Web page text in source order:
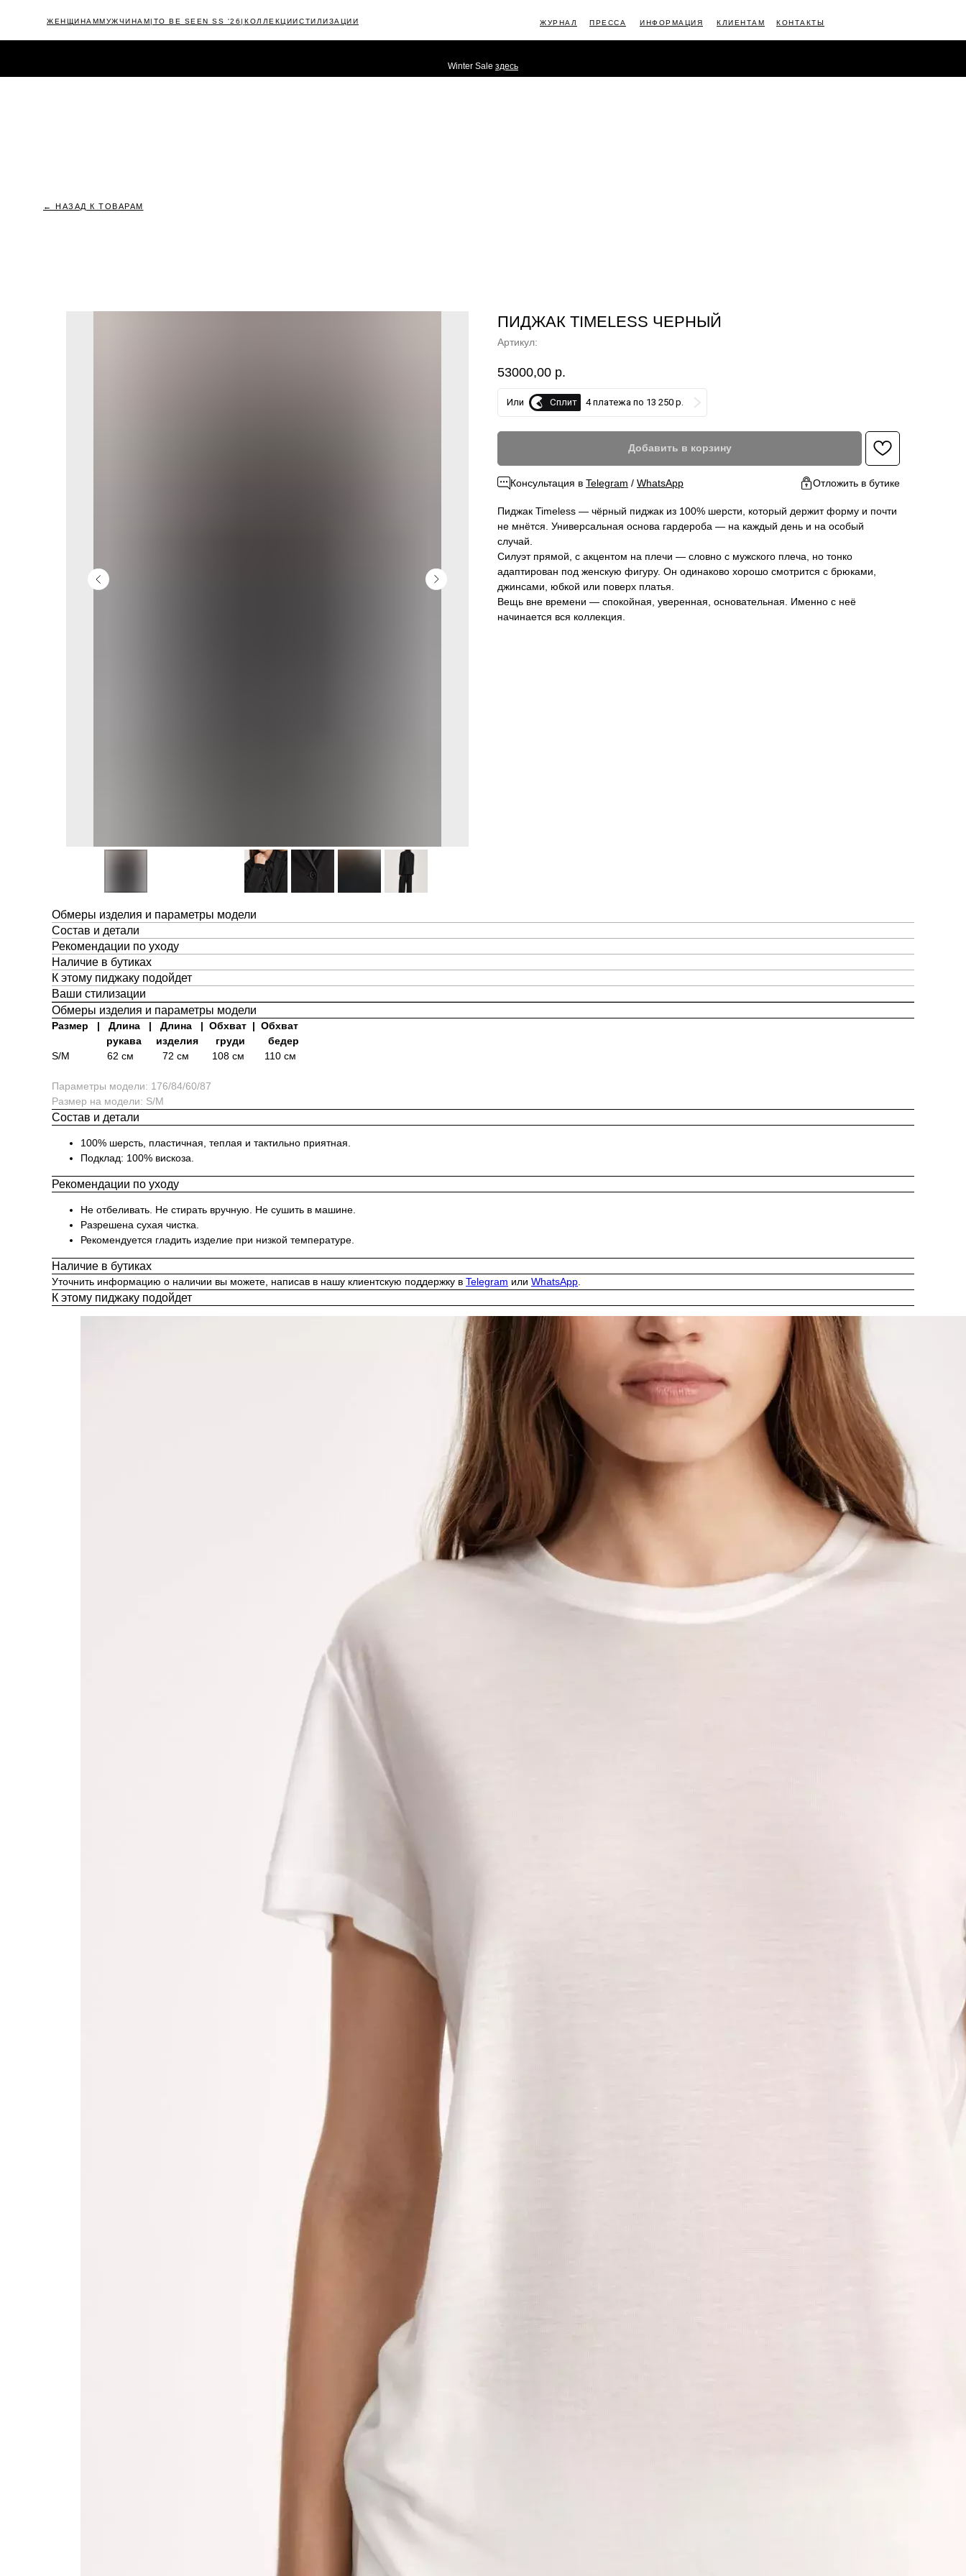
Winter Sale здесь
ЖЕНЩИНАММУЖЧИНАМ|TO BE SEEN SS '26| КОЛЛЕКЦИИСТИЛИЗАЦИИ КОНТАКТЫ
ИНФОРМАЦИЯ КЛИЕНТАМ
ПРЕССА
ЖУРНАЛ
← НАЗАД К ТОВАРАМ
ПИДЖАК TIMELESS ЧЕРНЫЙ
Артикул:
53000,00 р.
Или Сплит 4 платежа по 13 250 р.
Добавить в корзину
Консультация в Telegram / WhatsApp Отложить в бутике
Пиджак Timeless — чёрный пиджак из 100% шерсти, который держит форму и почти
не мнётся. Универсальная основа гардероба — на каждый день и на особый
случай.
Силуэт прямой, с акцентом на плечи — словно с мужского плеча, но тонко
адаптирован под женскую фигуру. Он одинаково хорошо смотрится с брюками,
джинсами, юбкой или поверх платья.
Вещь вне времени — спокойная, уверенная, основательная. Именно с неё
начинается вся коллекция.
Обмеры изделия и параметры модели
Состав и детали
Рекомендации по уходу
Наличие в бутиках
К этому пиджаку подойдет
Ваши стилизации
Обмеры изделия и параметры модели
Размер | Длина | Длина | Обхват | Обхват
рукава изделия груди бедер
S/M 62 см
72 см 108 см 110 см
Параметры модели: 176/84/60/87
Размер на модели: S/M
Состав и детали
100% шерсть, пластичная, теплая и тактильно приятная.
Подклад: 100% вискоза.
Рекомендации по уходу
Не отбеливать. Не стирать вручную. Не сушить в машине.
Разрешена сухая чистка.
Рекомендуется гладить изделие при низкой температуре.
Наличие в бутиках
Уточнить информацию о наличии вы можете, написав в нашу клиентскую поддержку в Telegram или WhatsApp
К этому пиджаку подойдет